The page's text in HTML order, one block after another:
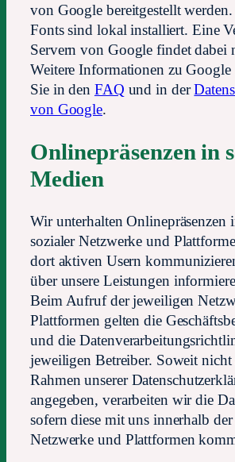
von Google bereitgestellt
Fonts sind lokal installiert. Eine
Servern von Google findet dabei
Weitere Informationen zu
Sie in den FAQ und in der
von Google.
Onlinepräsenzen in
Medien
Wir unterhalten Onlinepräsenzen
sozialer Netzwerke und
dort aktiven Usern
über unsere Leistungen
Beim Aufruf der jeweiligen
Plattformen gelten die
und die
jeweiligen Betreiber. Soweit nicht
Rahmen unserer
angegeben, verarbeiten wir die
sofern diese mit uns innerhalb der
Netzwerke und Plattformen